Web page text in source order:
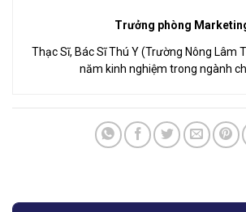
Trưởng phòng
Thạc Sĩ, Bác Sĩ Thú Y (Trường Nông Lâm
năm kinh nghiệm trong ngành